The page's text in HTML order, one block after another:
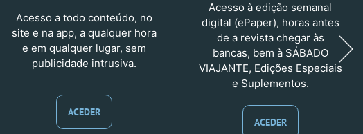
Acesso a todo conteúdo, no
site e na app, a qualquer hora
e em qualquer lugar, sem
publicidade intrusiva.
ACEDER
Acesso à edição semanal
digital (ePaper), horas antes
de a revista chegar às
bancas, bem à SÁBADO
VIAJANTE, Edições Especiais
e Suplementos.
ACEDER